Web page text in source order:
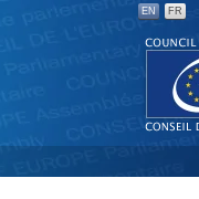
EN FR